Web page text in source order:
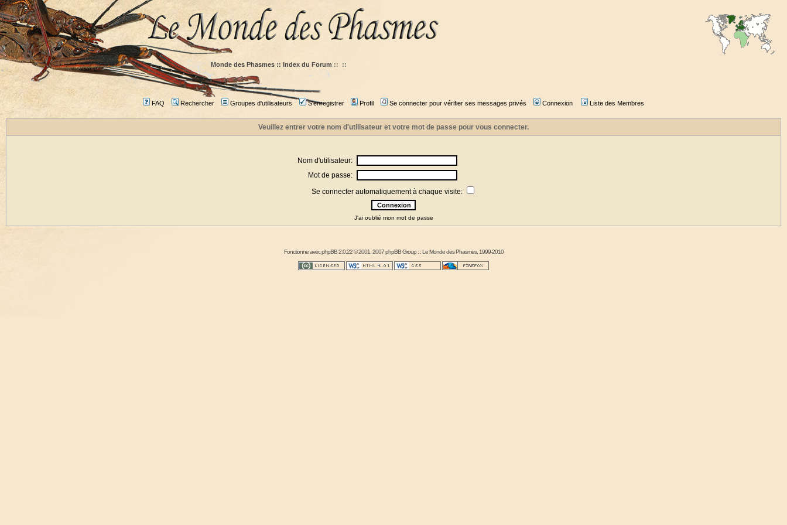
Monde des Phasmes :: Index du Forum :: ::
FAQ Rechercher Groupes d'utilisateurs S'enregistrer Profil Se connecter pour vérifier ses messages privés Connexion Liste des Membres
Veuillez entrer votre nom d'utilisateur et votre mot de passe pour vous connecter.
Nom d'utilisateur:
Mot de passe:
Se connecter automatiquement à chaque visite:
J'ai oublié mon mot de passe
Fonctionne avecphpBB2.0.22 © 2001, 2007 phpBB Group : :Le Monde des Phasmes, 1999-2010